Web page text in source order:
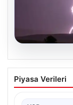
yıldırım
Piyasa Verileri